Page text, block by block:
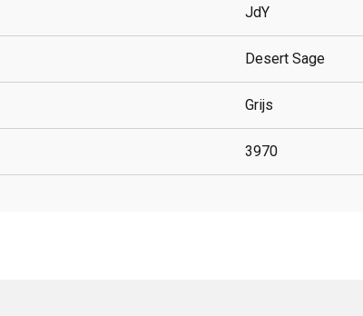
JdY
Desert Sage
Grijs
3970